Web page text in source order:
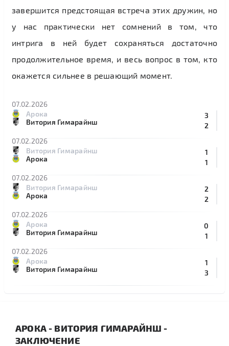
завершится предстоящая встреча этих дружин, но
у нас практически нет сомнений в том, что
интрига в ней будет сохраняться достаточно
продолжительное время, и весь вопрос в том, кто
окажется сильнее в решающий момент.
07.02.2026
Арока
3
2
Витория Гимарайнш
07.02.2026
Витория Гимарайнш
1
1
Арока
07.02.2026
Витория Гимарайнш
2
2
Арока
07.02.2026
Арока
0
1
Витория Гимарайнш
07.02.2026
Арока
1
3
Витория Гимарайнш
АРОКА - ВИТОРИЯ ГИМАРАЙНШ -
ЗАКЛЮЧЕНИЕ